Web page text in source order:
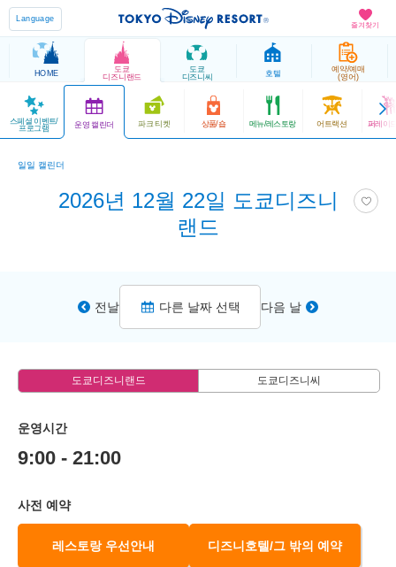
즐겨찾기
Language
HOME
도쿄
디즈니랜드
도쿄
디즈니씨
호텔
예약/예매
(영어)
스페셜 이벤트/
프로그램 운영 캘린더 파크 티켓 상품/숍 메뉴/레스토랑 어트랙션 퍼레이
일일 캘린더
2026년 12월 22일 도쿄디즈니
랜드
전날 다른 날짜 선택 다음 날
도쿄디즈니랜드 도쿄디즈니씨
운영시간
9:00 - 21:00
사전 예약
레스토랑 우선안내 디즈니호텔/그 밖의 예약